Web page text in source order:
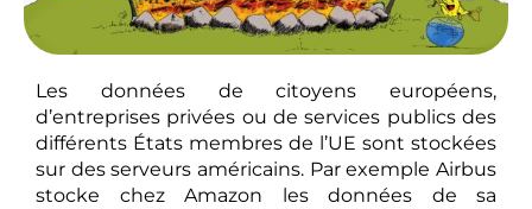
Les données de citoyens européens,
d’entreprises privées ou de services publics des
différents États membres de l’UE sont stockées
sur des serveurs américains. Par exemple Airbus
stocke chez Amazon les données de sa